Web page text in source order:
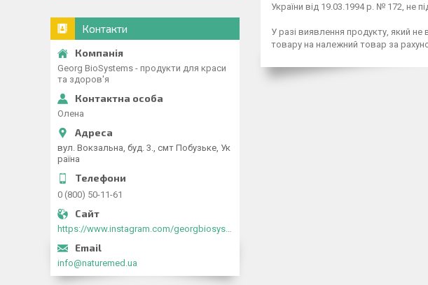
України від 19.03.1994 р. № 172, не
У разі виявлення продукту, який
товару на належний товар за
Контакти
Georg BioSystems - продукти для краси
та здоров'я
Олена
вул. Вокзальна, буд. 3., смт Побузьке, Ук
раїна
0 (800) 50-11-61
https://www.instagram.com/georgbiosystems_ua/
info@naturemed.ua